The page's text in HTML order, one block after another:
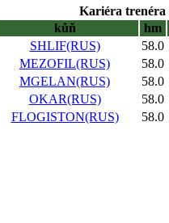
Kariéra trenéra
kůň
hm
SHLIF(RUS)
58.0
MEZOFIL(RUS)
58.0
MGELAN(RUS)
58.0
OKAR(RUS)
58.0
FLOGISTON(RUS) 58.0